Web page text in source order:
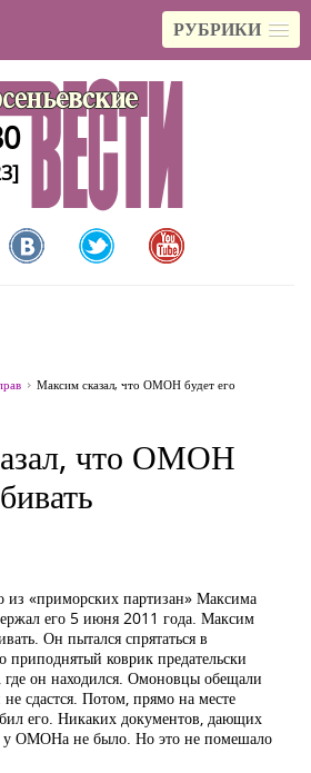
РУБРИКИ
Максим сказал, что ОМОН будет его
что ОМОН
из «приморских партизан» Максима
его 5 июня 2011 года. Максим
Он пытался спрятаться в
коврик предательски
где он находился. Омоновцы обещали
сдастся. Потом, прямо на месте
его. Никаких документов, дающих
у ОМОНа не было. Но это не помешало